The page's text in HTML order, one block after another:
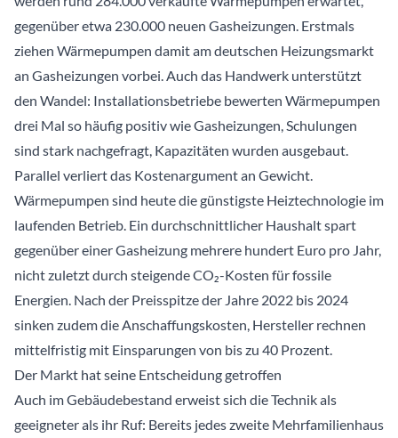
gegenüber etwa 230.000 neuen Gasheizungen. Erstmals
ziehen Wärmepumpen damit am deutschen Heizungsmarkt
an Gasheizungen vorbei. Auch das Handwerk unterstützt
den Wandel: Installationsbetriebe bewerten Wärmepumpen
drei Mal so häufig positiv wie Gasheizungen, Schulungen
sind stark nachgefragt, Kapazitäten wurden ausgebaut.
Parallel verliert das Kostenargument an Gewicht.
Wärmepumpen sind heute die günstigste Heiztechnologie im
laufenden Betrieb. Ein durchschnittlicher Haushalt spart
gegenüber einer Gasheizung mehrere hundert Euro pro Jahr,
nicht zuletzt durch steigende CO₂-Kosten für fossile
Energien. Nach der Preisspitze der Jahre 2022 bis 2024
sinken zudem die Anschaffungskosten, Hersteller rechnen
mittelfristig mit Einsparungen von bis zu 40 Prozent.
Der Markt hat seine Entscheidung getroffen
Auch im Gebäudebestand erweist sich die Technik als
geeigneter als ihr Ruf: Bereits jedes zweite Mehrfamilienhaus